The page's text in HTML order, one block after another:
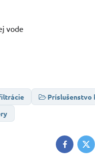
vode
Príslušenstvo
Facebook